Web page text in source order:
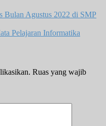
Bulan Agustus 2022 di SMP
Pelajaran Informatika
Ruas yang wajib